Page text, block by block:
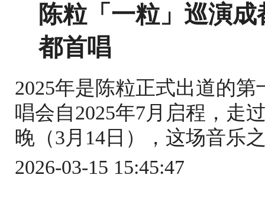
陈粒「一粒」巡演
都首唱
2025年是陈粒正式出道的
唱会自2025年7月启程，走
晚（3月14日），这场音乐
2026-03-15 15:45:47